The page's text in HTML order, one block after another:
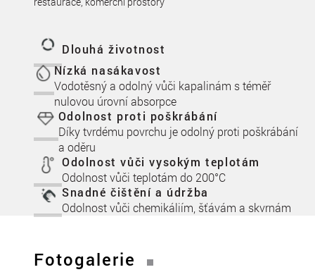
Dlouhá životnost
Nízká nasákavost
Vodotěsný a odolný vůči kapalinám s téměř
nulovou úrovní absorpce
Odolnost proti poškrábání
Díky tvrdému povrchu je odolný proti poškrábání
a oděru
Odolnost vůči vysokým teplotám
Odolnost vůči teplotám do 200°C
Snadné čištění a údržba
Odolnost vůči chemikáliím, šťávám a skvrnám
Fotogalerie